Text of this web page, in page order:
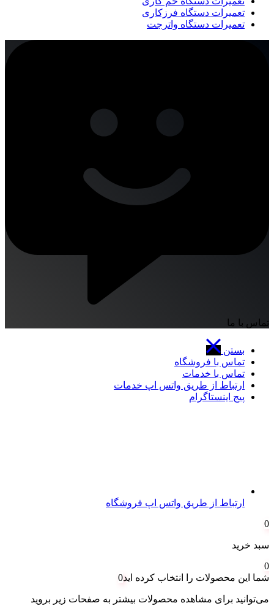
تعمیرات دستگاه فرزکاری
تعمیرات دستگاه واترجت
تماس با ما
بستن
تماس با فروشگاه
تماس با خدمات
ارتباط از طریق واتس اپ خدمات
پیج اینستاگرام
ارتباط از طریق واتس اپ فروشگاه
0
سبد خرید
0
شما این محصولات را انتخاب کرده اید0
می‌توانید برای مشاهده محصولات بیشتر به صفحات زیر بروید